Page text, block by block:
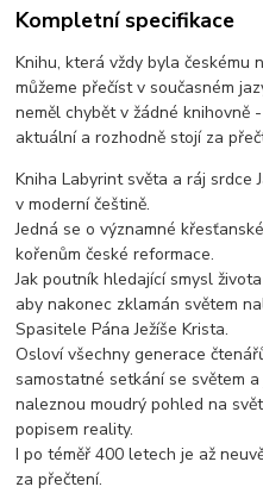
Kompletní specifikace
Knihu, která vždy byla českému
můžeme přečíst v současném
neměl chybět v žádné knihovně
aktuální a rozhodně stojí za
Kniha Labyrint světa a ráj srdce
v moderní češtině.
Jedná se o významné
kořenům české reformace.
Jak poutník hledající smysl
aby nakonec zklamán světem
Spasitele Pána Ježíše Krista.
Osloví všechny generace
samostatné setkání se světem
naleznou moudrý pohled na
popisem reality.
I po téměř 400 letech je až
za přečtení.